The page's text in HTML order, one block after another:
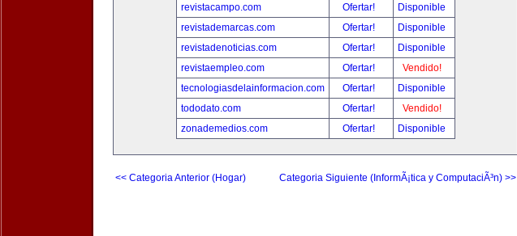
revistacampo.com
Ofertar!
Disponible
revistademarcas.com
Ofertar!
Disponible
revistadenoticias.com
Ofertar!
Disponible
revistaempleo.com
Ofertar!
Vendido!
tecnologiasdelainformacion.com
Ofertar!
Disponible
tododato.com
Ofertar!
Vendido!
zonademedios.com
Ofertar! Disponible
<< Categoria Anterior (Hogar) Categoria Siguiente (InformÃ¡tica y ComputaciÃ³n) >>